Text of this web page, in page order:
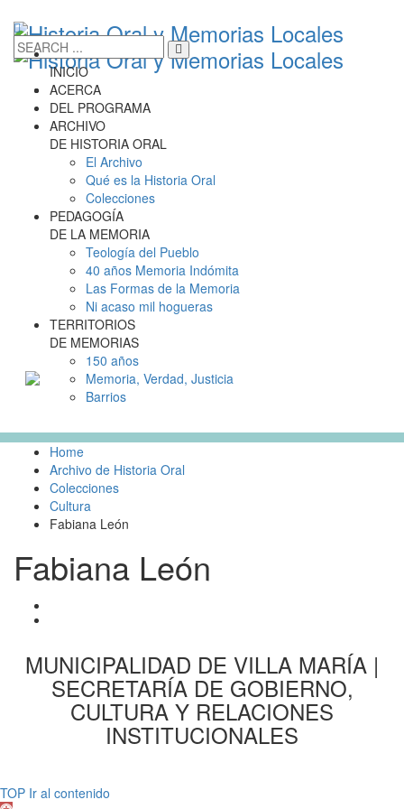
INICIO
ACERCA
DEL PROGRAMA
ARCHIVO
DE HISTORIA ORAL
El Archivo
Qué es la Historia Oral
Colecciones
PEDAGOGÍA
DE LA MEMORIA
Teología del Pueblo
40 años Memoria Indómita
Las Formas de la Memoria
Ni acaso mil hogueras
TERRITORIOS
DE MEMORIAS
150 años
Memoria, Verdad, Justicia
Barrios
Home
Archivo de Historia Oral
Colecciones
Cultura
Fabiana León
Fabiana León
MUNICIPALIDAD DE VILLA MARÍA |
SECRETARÍA DE GOBIERNO,
CULTURA Y RELACIONES
INSTITUCIONALES
TOP Ir al contenido